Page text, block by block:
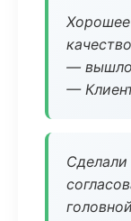
— вышло
—
Сделали